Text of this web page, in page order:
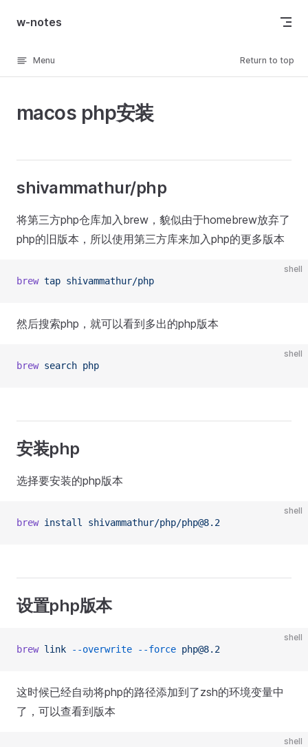
Skip to content
w-notes
Menu Return to top
macos php安装
shivammathur/php
将第三方php仓库加入brew，貌似由于homebrew放弃了
php的旧版本，所以使用第三方库来加入php的更多版本
shell
brew tap shivammathur/php
然后搜索php，就可以看到多出的php版本
shell
brew search php
安装php
选择要安装的php版本
shell
brew install shivammathur/php/php@8.2
设置php版本
shell
brew link --overwrite --force php@8.2
这时候已经自动将php的路径添加到了zsh的环境变量中
了，可以查看到版本
shell